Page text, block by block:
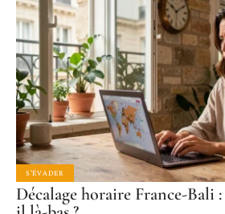
S'ÉVADER
Décalage horaire France-Bali